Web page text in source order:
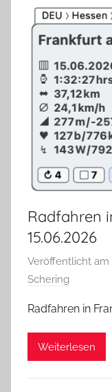
Radfahren
15.06.2026
Veröffentlicht am
Schering
Radfahren in
Weiterlesen